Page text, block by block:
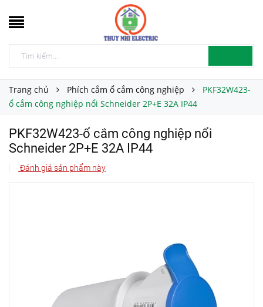
Trang chủ Phích cắm ổ cắm công nghiệp
PKF32W423-
ổ cắm công nghiệp nổi Schneider 2P+E 32A IP44
PKF32W423-ổ cắm công nghiệp nổi
Schneider 2P+E 32A IP44
Đánh giá sản phẩm này